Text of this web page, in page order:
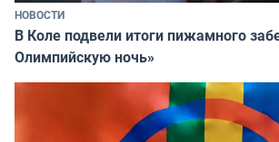
НОВОСТИ
В Коле подвели итоги пижамного
Олимпийскую ночь»